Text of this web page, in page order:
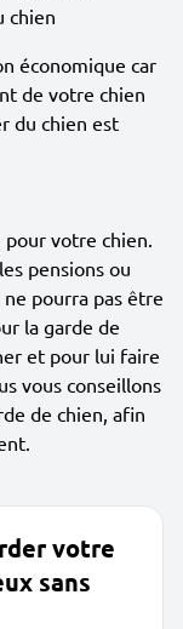
chien
économique car
de votre chien
du chien est
pour votre chien.
pensions ou
pourra pas être
la garde de
et pour lui faire
vous conseillons
de chien, afin
votre
sans